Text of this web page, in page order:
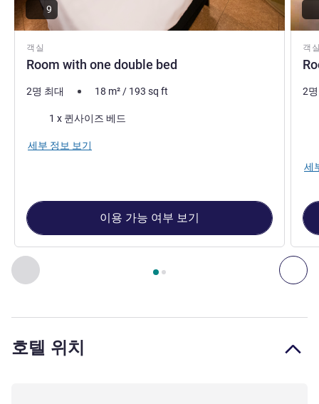
이전 - 객실 다
2 페이지 , 객실 1 : Room with one double bed , 객실 2 :
객실
Room with one double bed
9
2명 최대 18 m²/ 193 sq ft
1 x 퀸사이즈 베드
세부 정보 보기
이용 가능 여부 보기
객
2
세
호텔 위치